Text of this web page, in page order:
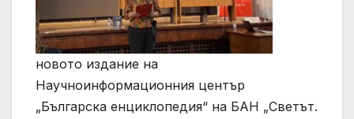
новото издание на
Научноинформационния център
„Българска енциклопедия“ на БАН „Светът.